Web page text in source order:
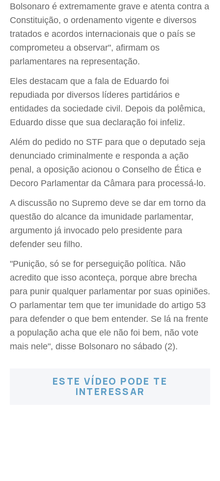
Bolsonaro é extremamente grave e atenta contra a
Constituição, o ordenamento vigente e diversos
tratados e acordos internacionais que o país se
comprometeu a observar", afirmam os
parlamentares na representação.
Eles destacam que a fala de Eduardo foi
repudiada por diversos líderes partidários e
entidades da sociedade civil. Depois da polêmica,
Eduardo disse que sua declaração foi infeliz.
Além do pedido no STF para que o deputado seja
denunciado criminalmente e responda a ação
penal, a oposição acionou o Conselho de Ética e
Decoro Parlamentar da Câmara para processá-lo.
A discussão no Supremo deve se dar em torno da
questão do alcance da imunidade parlamentar,
argumento já invocado pelo presidente para
defender seu filho.
"Punição, só se for perseguição política. Não
acredito que isso aconteça, porque abre brecha
para punir qualquer parlamentar por suas opiniões.
O parlamentar tem que ter imunidade do artigo 53
para defender o que bem entender. Se lá na frente
a população acha que ele não foi bem, não vote
mais nele", disse Bolsonaro no sábado (2).
ESTE VÍDEO PODE TE
INTERESSAR